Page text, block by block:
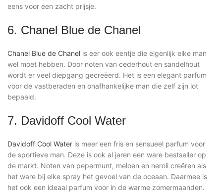
eens voor een zacht prijsje.
6. Chanel Blue de Chanel
Chanel Blue de Chanel is eer ook eentje die eigenlijk elke man
wel moet hebben. Door noten van cederhout en sandelhout
wordt er veel diepgang gecreëerd. Het is een elegant parfum
voor de vastberaden en onafhankelijke man die zelf zijn lot
bepaald.
7. Davidoff Cool Water
Davidoff Cool Water is meer een fris en sensueel parfum voor
de sportieve man. Deze is ook al jaren een ware bestseller op
de markt. Noten van pepermunt, meloen en neroli creëren als
het ware bij elke spray het gevoel van de oceaan. Daarmee is
het ook een ideaal parfum voor in de warme zomermaanden.